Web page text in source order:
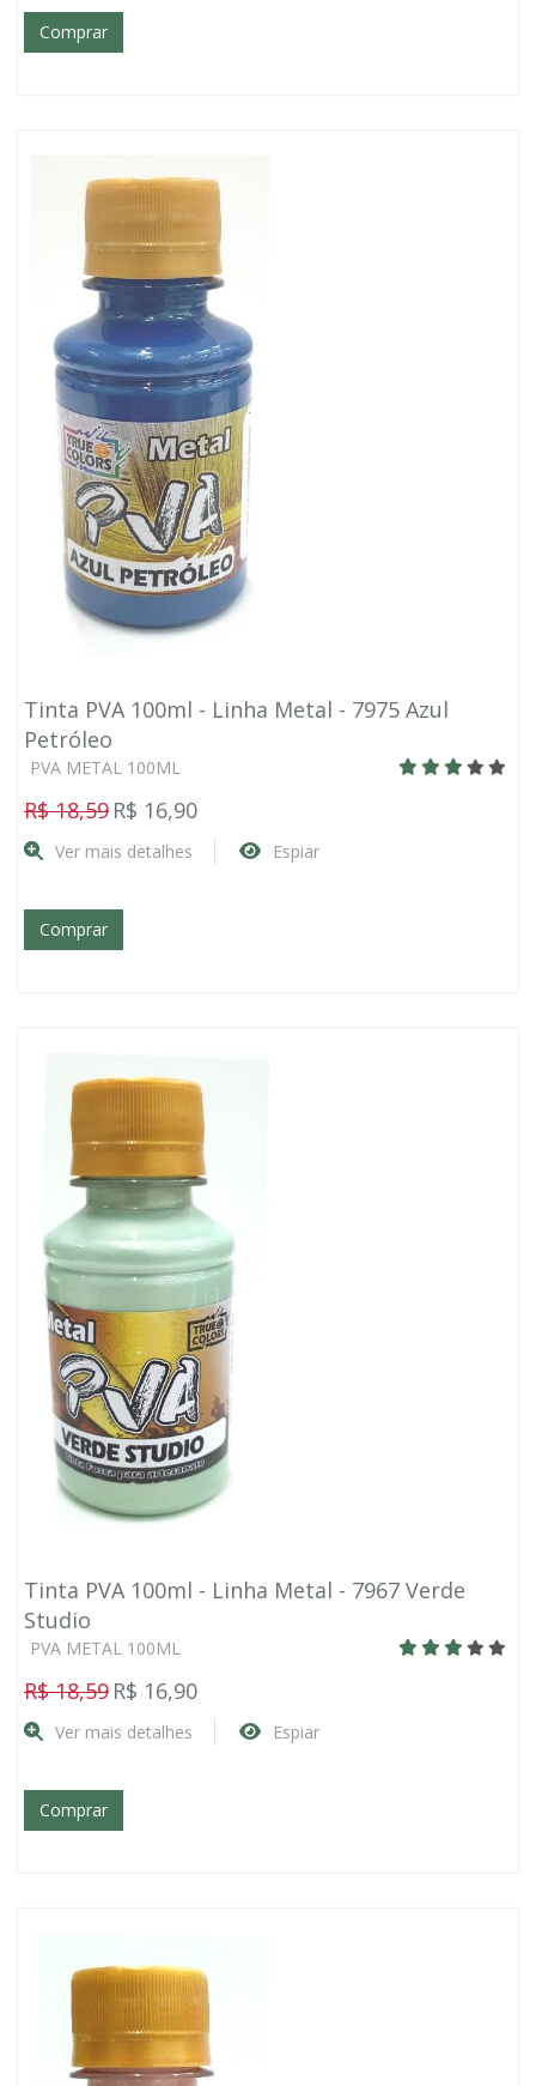
Comprar
Tinta PVA 100ml - Linha Metal - 7975 Azul
Petróleo
PVA METAL 100ML
R$ 18,59 R$ 16,90
Ver mais detalhes Espiar
Comprar
Tinta PVA 100ml - Linha Metal - 7967 Verde
Studio
PVA METAL 100ML
R$ 18,59 R$ 16,90
Ver mais detalhes Espiar
Comprar